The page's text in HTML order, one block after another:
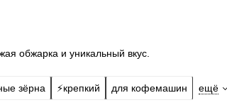
обжарка и уникальный вкус.
зёрна ⚡️крепкий для кофемашин ещё